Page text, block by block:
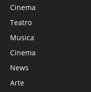
Cinema
Teatro
Musica
Cinema
News
Arte